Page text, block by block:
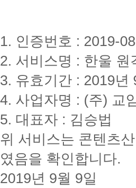
1. 인증번호 : 2019-
2. 서비스명 : 한울
3. 유효기간 : 2019년
4. 사업자명 : (주) 교
5. 대표자 : 김승법
위 서비스는 콘텐츠
였음을 확인합니다.
2019년 9월 9일